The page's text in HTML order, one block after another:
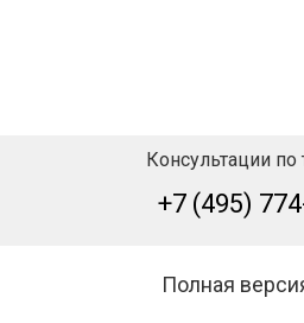
Консультации по
+7 (495)
Полная